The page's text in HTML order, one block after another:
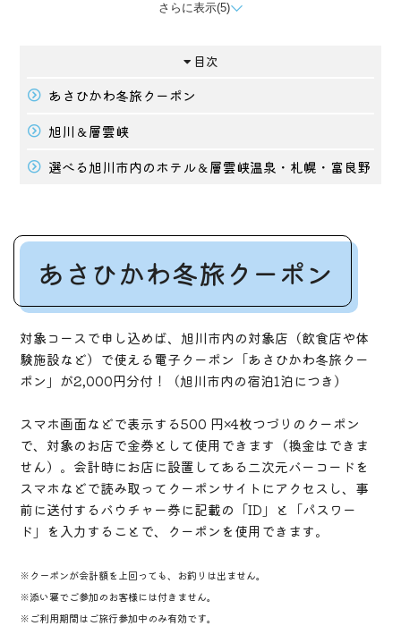
#イベント #ライトアップ
さらに表示(5)
目次
あさひかわ冬旅クーポン
旭川＆層雲峡
選べる旭川市内のホテル＆層雲峡温泉・札幌・富良野
あさひかわ冬旅クーポン
対象コースで申し込めば、旭川市内の対象店（飲食店や体
験施設など）で使える電子クーポン「あさひかわ冬旅クー
ポン」が2,000円分付！（旭川市内の宿泊1泊につき）
スマホ画面などで表示する500 円×4枚つづりのクーポン
で、対象のお店で金券として使用できます（換金はできま
せん）。会計時にお店に設置してある二次元バーコードを
スマホなどで読み取ってクーポンサイトにアクセスし、事
前に送付するバウチャー券に記載の「ID」と「パスワー
ド」を入力することで、クーポンを使用できます。
※クーポンが会計額を上回っても、お釣りは出ません。
※添い寝でご参加のお客様には付きません。
※ご利用期間はご旅行参加中のみ有効です。